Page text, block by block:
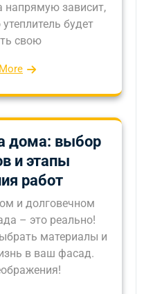
напрямую зависит,
будет
свою
дома: выбор
и этапы
работ
и долговечном
– это реально!
материалы и
в ваш фасад.